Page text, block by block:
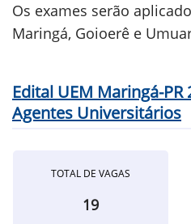
Os exames serão
Maringá, Goioerê e
Edital UEM Maringá-
Agentes Universitários
TOTAL DE VAGAS
19